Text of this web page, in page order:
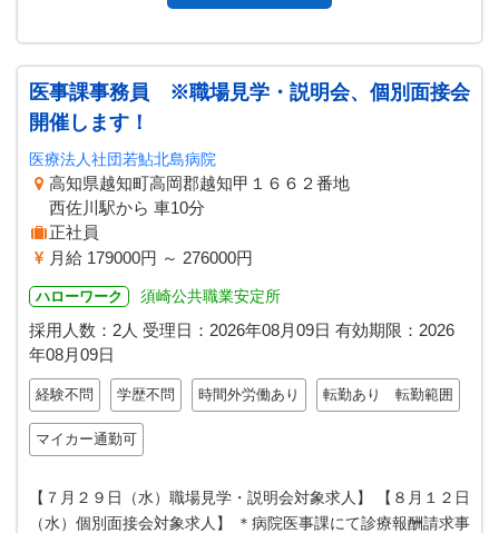
医事課事務員 ※職場見学・説明会、個別面接会
開催します！
医療法人社団若鮎北島病院
高知県越知町高岡郡越知甲１６６２番地
西佐川駅から 車10分
正社員
月給 179000円 ～ 276000円
ハローワーク 須崎公共職業安定所
採用人数：2人 受理日： 2026年08月09日 有効期限： 2026
年08月09日
経験不問 学歴不問 時間外労働あり 転勤あり 転勤範囲
マイカー通勤可
【７月２９日（水）職場見学・説明会対象求人】 【８月１２日
（水）個別面接会対象求人】 ＊病院医事課にて診療報酬請求事